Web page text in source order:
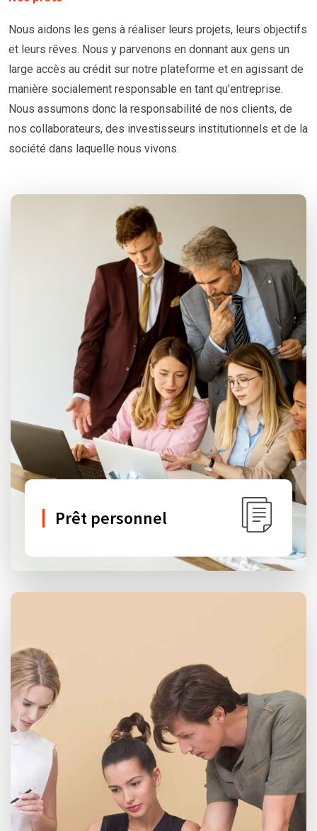
Nous aidons les gens à réaliser leurs projets, leurs objectifs
et leurs rêves. Nous y parvenons en donnant aux gens un
large accès au crédit sur notre plateforme et en agissant de
manière socialement responsable en tant qu’entreprise.
Nous assumons donc la responsabilité de nos clients, de
nos collaborateurs, des investisseurs institutionnels et de la
société dans laquelle nous vivons.
Prêt personnel